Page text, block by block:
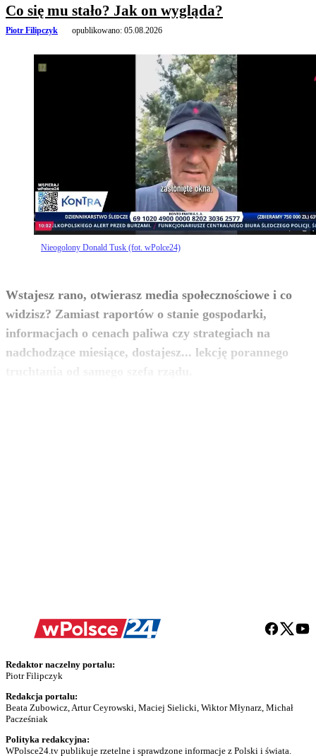
Co się mu stało? Jak on wygląda?
Piotr Filipczyk opublikowano: 05.08.2026
Nieogolony Donald Tusk (fot. wPolce24)
Wstajesz rano, otwierasz media społecznościowe i co
widzisz? Zamiast raportów o stanie gospodarki,
informacjach o cenach paliwa czy strategiach na
nadchodzące miesiące, dostajesz... lekcję porannego
zobacz więcej
Redaktor naczelny portalu:
Piotr Filipczyk
Redakcja portalu:
Beata Zubowicz, Artur Ceyrowski, Maciej Sielicki, Wiktor Młynarz, Michał
Pacześniak
Polityka redakcyjna:
WPolsce24.tv publikuje rzetelne i sprawdzone informacje z Polski i świata.